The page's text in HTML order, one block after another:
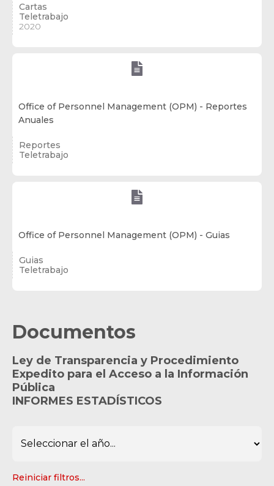
Cartas
Teletrabajo
2020

Office of Personnel Management (OPM) - Reportes
Anuales
Reportes
Teletrabajo

Office of Personnel Management (OPM) - Guias
Guias
Teletrabajo
Documentos
Ley de Transparencia y Procedimiento
Expedito para el Acceso a la Información
Pública
INFORMES ESTADÍSTICOS
Reiniciar filtros...